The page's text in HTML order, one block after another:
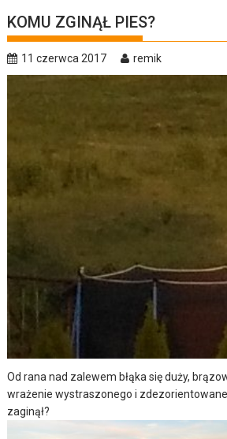
KOMU ZGINĄŁ PIES?
11 czerwca 2017 remik
Od rana nad zalewem błąka się duży,
wrażenie wystraszonego i
zaginął?